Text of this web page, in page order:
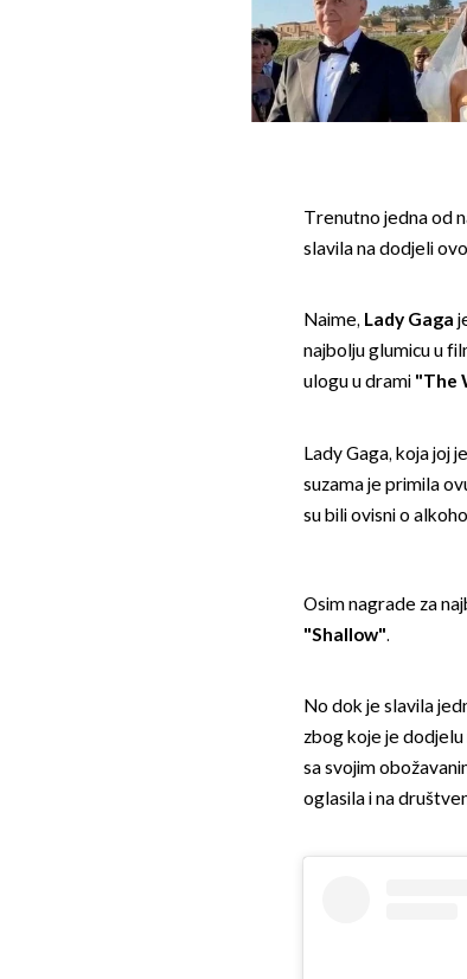
Trenutno jedna od
slavila na dodjeli
Naime, Lady Gaga
najbolju glumicu u
ulogu u drami "The
Lady Gaga, koja joj
suzama je primila
su bili ovisni o
Osim nagrade za
"Shallow".
No dok je slavila
zbog koje je
sa svojim
oglasila i na